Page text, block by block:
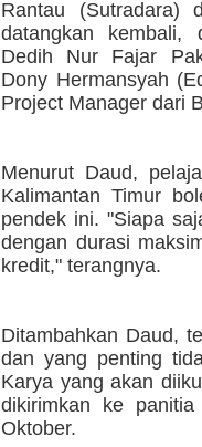
Rantau (Sutradara)
datangkan kembali,
Dedih Nur Fajar
Dony Hermansyah
Project Manager dari
Menurut Daud,
Kalimantan Timur
pendek ini. "Siapa
dengan durasi
kredit," terangnya.
Ditambahkan Daud,
dan yang penting
Karya yang akan
dikirimkan ke
Oktober.